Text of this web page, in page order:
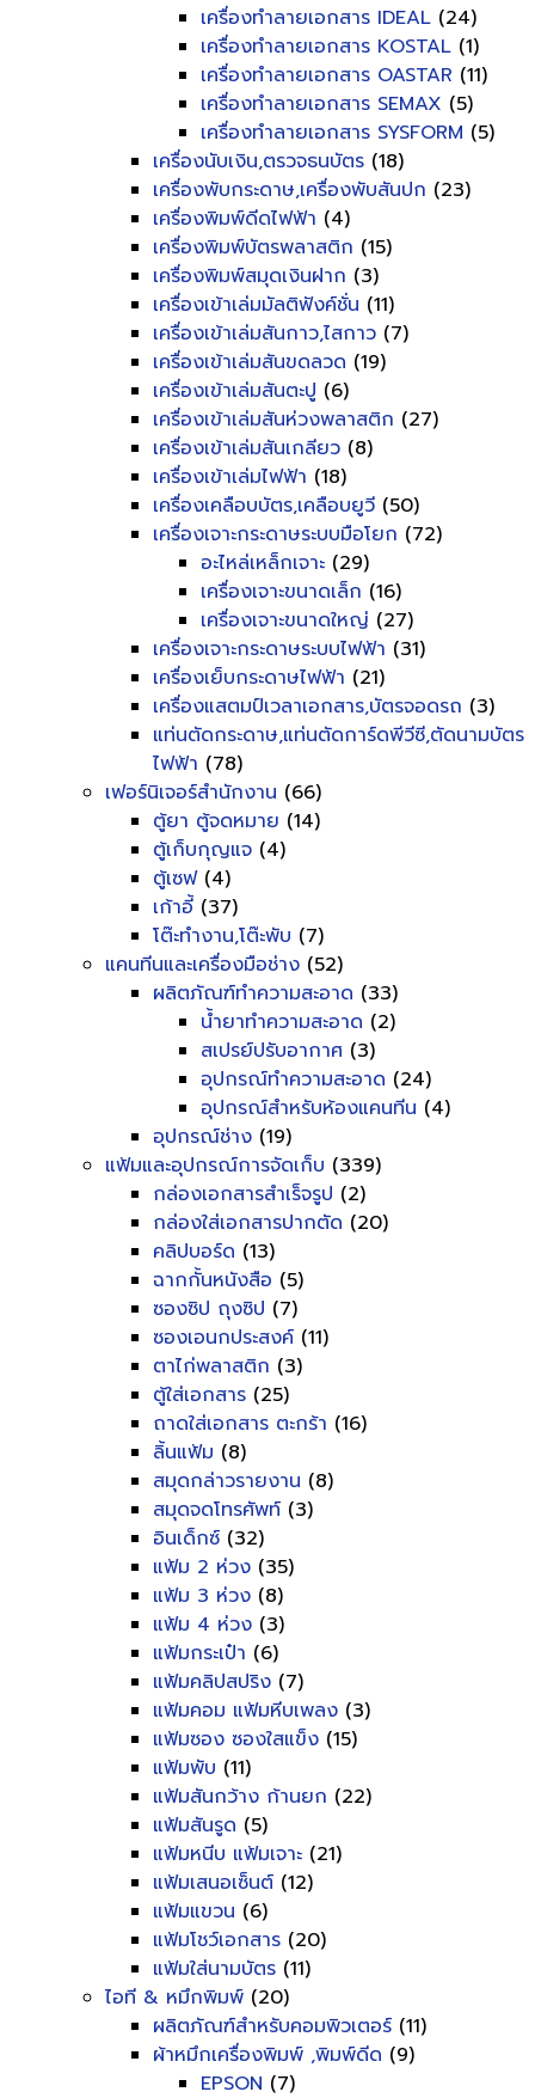
เครื่องทำลายเอกสาร IDEAL (24)
เครื่องทำลายเอกสาร KOSTAL (1)
เครื่องทำลายเอกสาร OASTAR (11)
เครื่องทำลายเอกสาร SEMAX (5)
เครื่องทำลายเอกสาร SYSFORM (5)
เครื่องนับเงิน,ตรวจธนบัตร (18)
เครื่องพับกระดาษ,เครื่องพับสันปก (23)
เครื่องพิมพ์ดีดไฟฟ้า (4)
เครื่องพิมพ์บัตรพลาสติก (15)
เครื่องพิมพ์สมุดเงินฝาก (3)
เครื่องเข้าเล่มมัลติฟังค์ชั่น (11)
เครื่องเข้าเล่มสันกาว,ไสกาว (7)
เครื่องเข้าเล่มสันขดลวด (19)
เครื่องเข้าเล่มสันตะปู (6)
เครื่องเข้าเล่มสันห่วงพลาสติก (27)
เครื่องเข้าเล่มสันเกลียว (8)
เครื่องเข้าเล่มไฟฟ้า (18)
เครื่องเคลือบบัตร,เคลือบยูวี (50)
เครื่องเจาะกระดาษระบบมือโยก (72)
อะไหล่เหล็กเจาะ (29)
เครื่องเจาะขนาดเล็ก (16)
เครื่องเจาะขนาดใหญ่ (27)
เครื่องเจาะกระดาษระบบไฟฟ้า (31)
เครื่องเย็บกระดาษไฟฟ้า (21)
เครื่องแสตมป์เวลาเอกสาร,บัตรจอดรถ (3)
แท่นตัดกระดาษ,แท่นตัดการ์ดพีวีซี,ตัดนามบัตร
ไฟฟ้า (78)
เฟอร์นิเจอร์สำนักงาน (66)
ตู้ยา ตู้จดหมาย (14)
ตู้เก็บกุญแจ (4)
ตู้เซฟ(4)
เก้าอี้ (37)
โต๊ะทำงาน,โต๊ะพับ (7)
แคนทีนและเครื่องมือช่าง (52)
ผลิตภัณฑ์ทำความสะอาด (33)
น้ำยาทำความสะอาด (2)
สเปรย์ปรับอากาศ (3)
อุปกรณ์ทำความสะอาด (24)
อุปกรณ์สำหรับห้องแคนทีน (4)
อุปกรณ์ช่าง (19)
แฟ้มและอุปกรณ์การจัดเก็บ (339)
กล่องเอกสารสำเร็จรูป (2)
กล่องใส่เอกสารปากตัด (20)
คลิปบอร์ด (13)
ฉากกั้นหนังสือ (5)
ซองซิป ถุงซิป (7)
ซองเอนกประสงค์ (11)
ตาไก่พลาสติก (3)
ตู้ใส่เอกสาร (25)
ถาดใส่เอกสาร ตะกร้า (16)
ลิ้นแฟ้ม (8)
สมุดกล่าวรายงาน (8)
สมุดจดโทรศัพท์ (3)
อินเด็กซ์ (32)
แฟ้ม 2 ห่วง (35)
แฟ้ม 3 ห่วง (8)
แฟ้ม 4 ห่วง (3)
แฟ้มกระเป๋า (6)
แฟ้มคลิปสปริง (7)
แฟ้มคอม แฟ้มหีบเพลง (3)
แฟ้มซอง ซองใสแข็ง (15)
แฟ้มพับ (11)
แฟ้มสันกว้าง ก้านยก (22)
แฟ้มสันรูด (5)
แฟ้มหนีบ แฟ้มเจาะ (21)
แฟ้มเสนอเซ็นต์ (12)
แฟ้มแขวน (6)
แฟ้มโชว์เอกสาร (20)
แฟ้มใส่นามบัตร (11)
ไอที & หมึกพิมพ์ (20)
ผลิตภัณฑ์สำหรับคอมพิวเตอร์ (11)
ผ้าหมึกเครื่องพิมพ์ ,พิมพ์ดีด (9)
EPSON (7)